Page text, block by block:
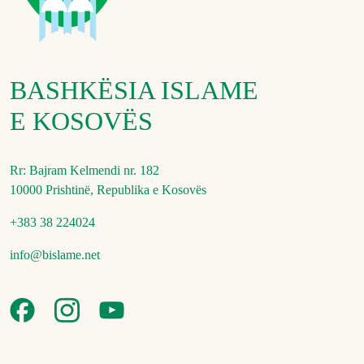
BASHKËSIA ISLAME
E KOSOVËS
Rr: Bajram Kelmendi nr. 182
10000 Prishtinë, Republika e Kosovës
+383 38 224024
info@bislame.net